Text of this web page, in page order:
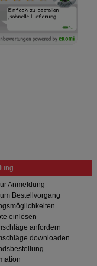
Anmeldung
Bestellvorgang
einlösen
anfordern
downloaden